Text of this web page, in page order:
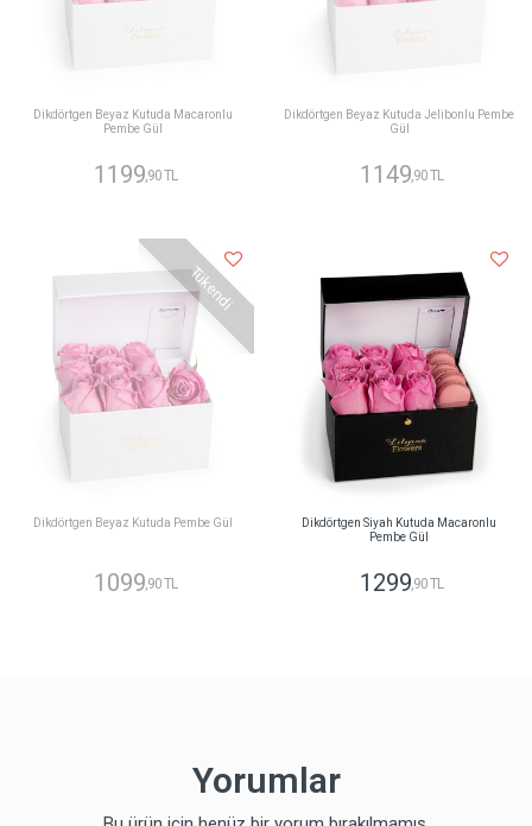
Dikdörtgen Beyaz Kutuda Macaronlu
Pembe Gül
1199,90 TL
Dikdörtgen Beyaz Kutuda Jelibonlu Pembe
Gül
1149,90 TL
Tükendi
Dikdörtgen Beyaz Kutuda Pembe Gül
1099,90 TL
Dikdörtgen Siyah Kutuda Macaronlu
Pembe Gül
1299,90 TL
Yorumlar